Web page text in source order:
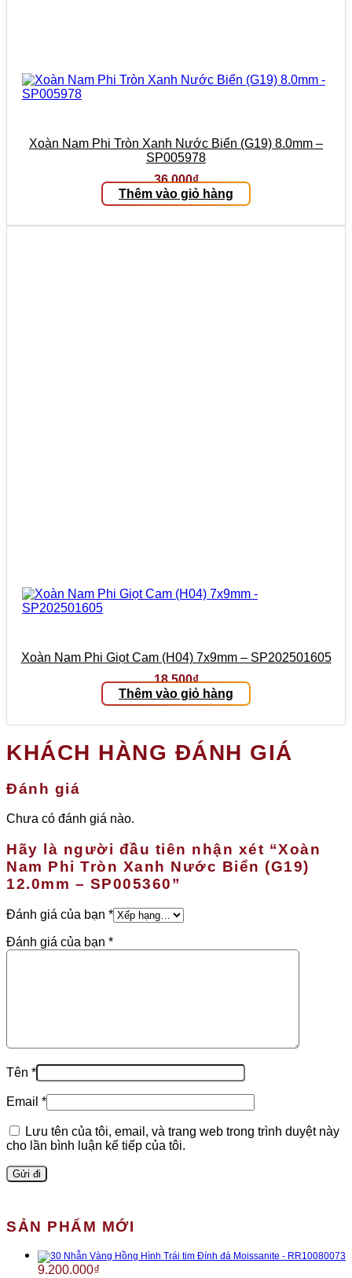
Xoàn Nam Phi Tròn Xanh Nước Biển (G19) 8.0mm –
SP005978
36.000₫
Thêm vào giỏ hàng
Xoàn Nam Phi Giọt Cam (H04) 7x9mm – SP202501605
18.500₫
Thêm vào giỏ hàng
KHÁCH HÀNG ĐÁNH GIÁ
Đánh giá
Chưa có đánh giá nào.
Hãy là người đầu tiên nhận xét “Xoàn
Nam Phi Tròn Xanh Nước Biển (G19)
12.0mm – SP005360”
Đánh giá của bạn *
Đánh giá của bạn *
Tên *
Email *
Lưu tên của tôi, email, và trang web trong trình duyệt này
cho lần bình luận kế tiếp của tôi.
SẢN PHẨM MỚI
Nhẫn Vàng Hồng Hình Trái tim Đính đá Moissanite - RR10080073
9.200.000₫